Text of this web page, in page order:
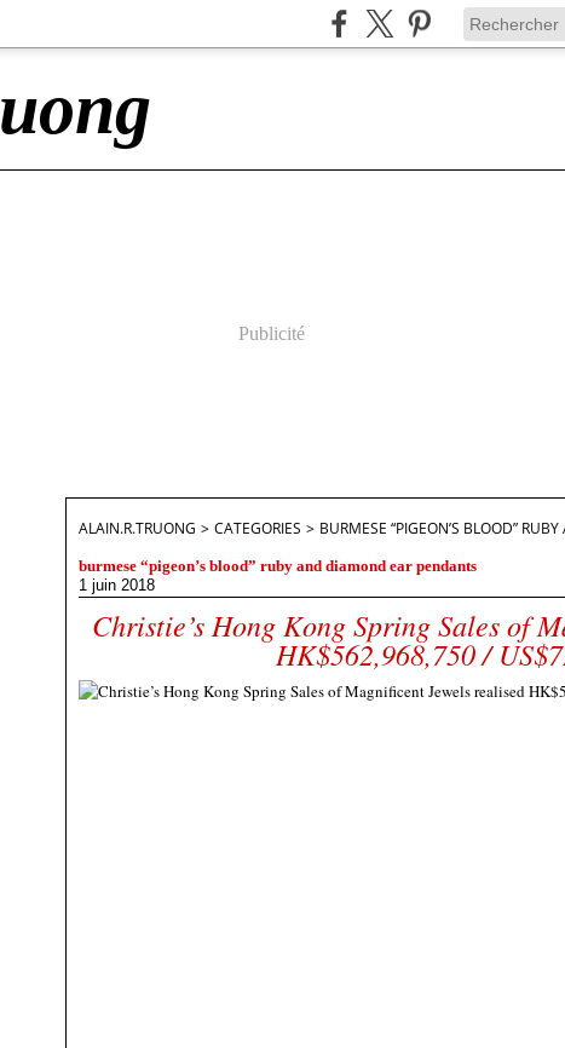
Publicité
ALAIN.R.TRUONG > CATEGORIES > BURMESE “PIGEON’S BLOOD”
burmese “pigeon’s blood” ruby and diamond ear pendants
1 juin 2018
Christie’s Hong Kong Spring Sales of
HK$562,968,750 /